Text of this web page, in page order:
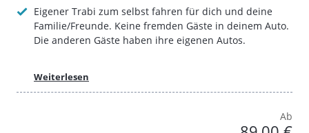
Eigener Trabi zum selbst fahren für dich und deine
Familie/Freunde. Keine fremden Gäste in deinem Auto.
Die anderen Gäste haben ihre eigenen Autos.
Weiterlesen
Ab